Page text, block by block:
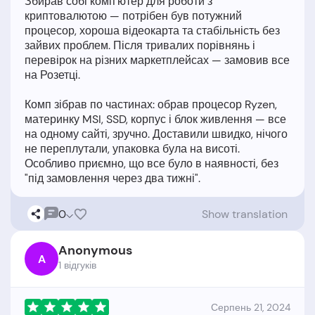
криптовалютою — потрібен був потужний
процесор, хороша відеокарта та стабільність без
зайвих проблем. Після тривалих порівнянь і
перевірок на різних маркетплейсах — замовив все
на Розетці.
Комп зібрав по частинах: обрав процесор Ryzen,
материнку MSI, SSD, корпус і блок живлення — все
на одному сайті, зручно. Доставили швидко, нічого
не переплутали, упаковка була на висоті.
Особливо приємно, що все було в наявності, без
0 Show translation
A Anonymous
1 відгукiв
Серпень 21, 2024